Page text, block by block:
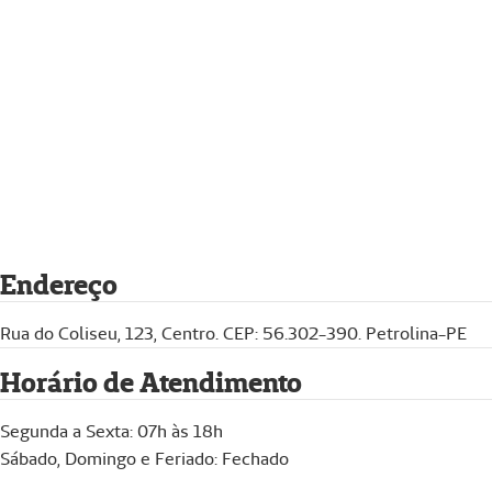
Endereço
Rua do Coliseu, 123, Centro. CEP: 56.302-390. Petrolina-PE
Horário de Atendimento
Segunda a Sexta: 07h às 18h
Sábado, Domingo e Feriado: Fechado